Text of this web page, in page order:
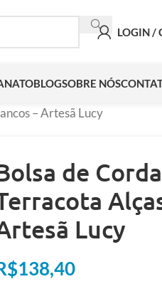
LOGIN /
BLOGSOBRE NÓS
– Artesã Lucy
de
Lucy
138,40